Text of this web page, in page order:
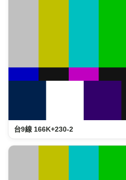
台9線 166K+230-2